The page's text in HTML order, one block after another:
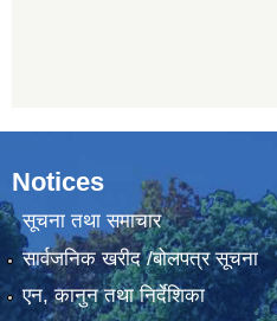
Notices
सूचना तथा समाचार
सार्वजनिक खरीद /बोलपत्र सूचना
एन, कानुन तथा निर्देशिका